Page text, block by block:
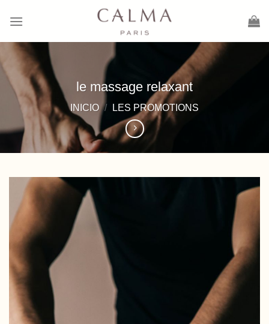
le massage relaxant
INICIO / LES PROMOTIONS